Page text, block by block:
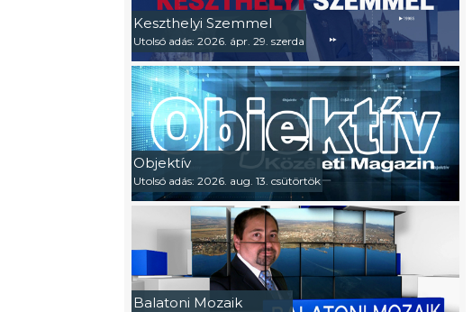
Keszthelyi Szemmel
Utolsó adás: 2026. ápr. 29. szerda
Objektív
Utolsó adás: 2026. aug. 13. csütörtök
Balatoni Mozaik